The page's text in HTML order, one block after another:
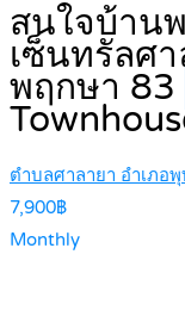
สนใจบ้าน
เซ็นทรัลศ
พฤกษา 83
ตำบลศาลายา อำเภ
7,900฿
Monthly